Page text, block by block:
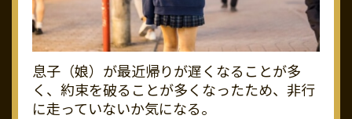
息子（娘）が最近帰りが遅くなることが多
く、約束を破ることが多くなったため、非行
に走っていないか気になる。